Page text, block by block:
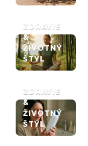
ZDRAVIE
&
ŽIVOTNÝ
ŠTÝL
ZDRAVIE
&
ŽIVOTNÝ
ŠTÝL